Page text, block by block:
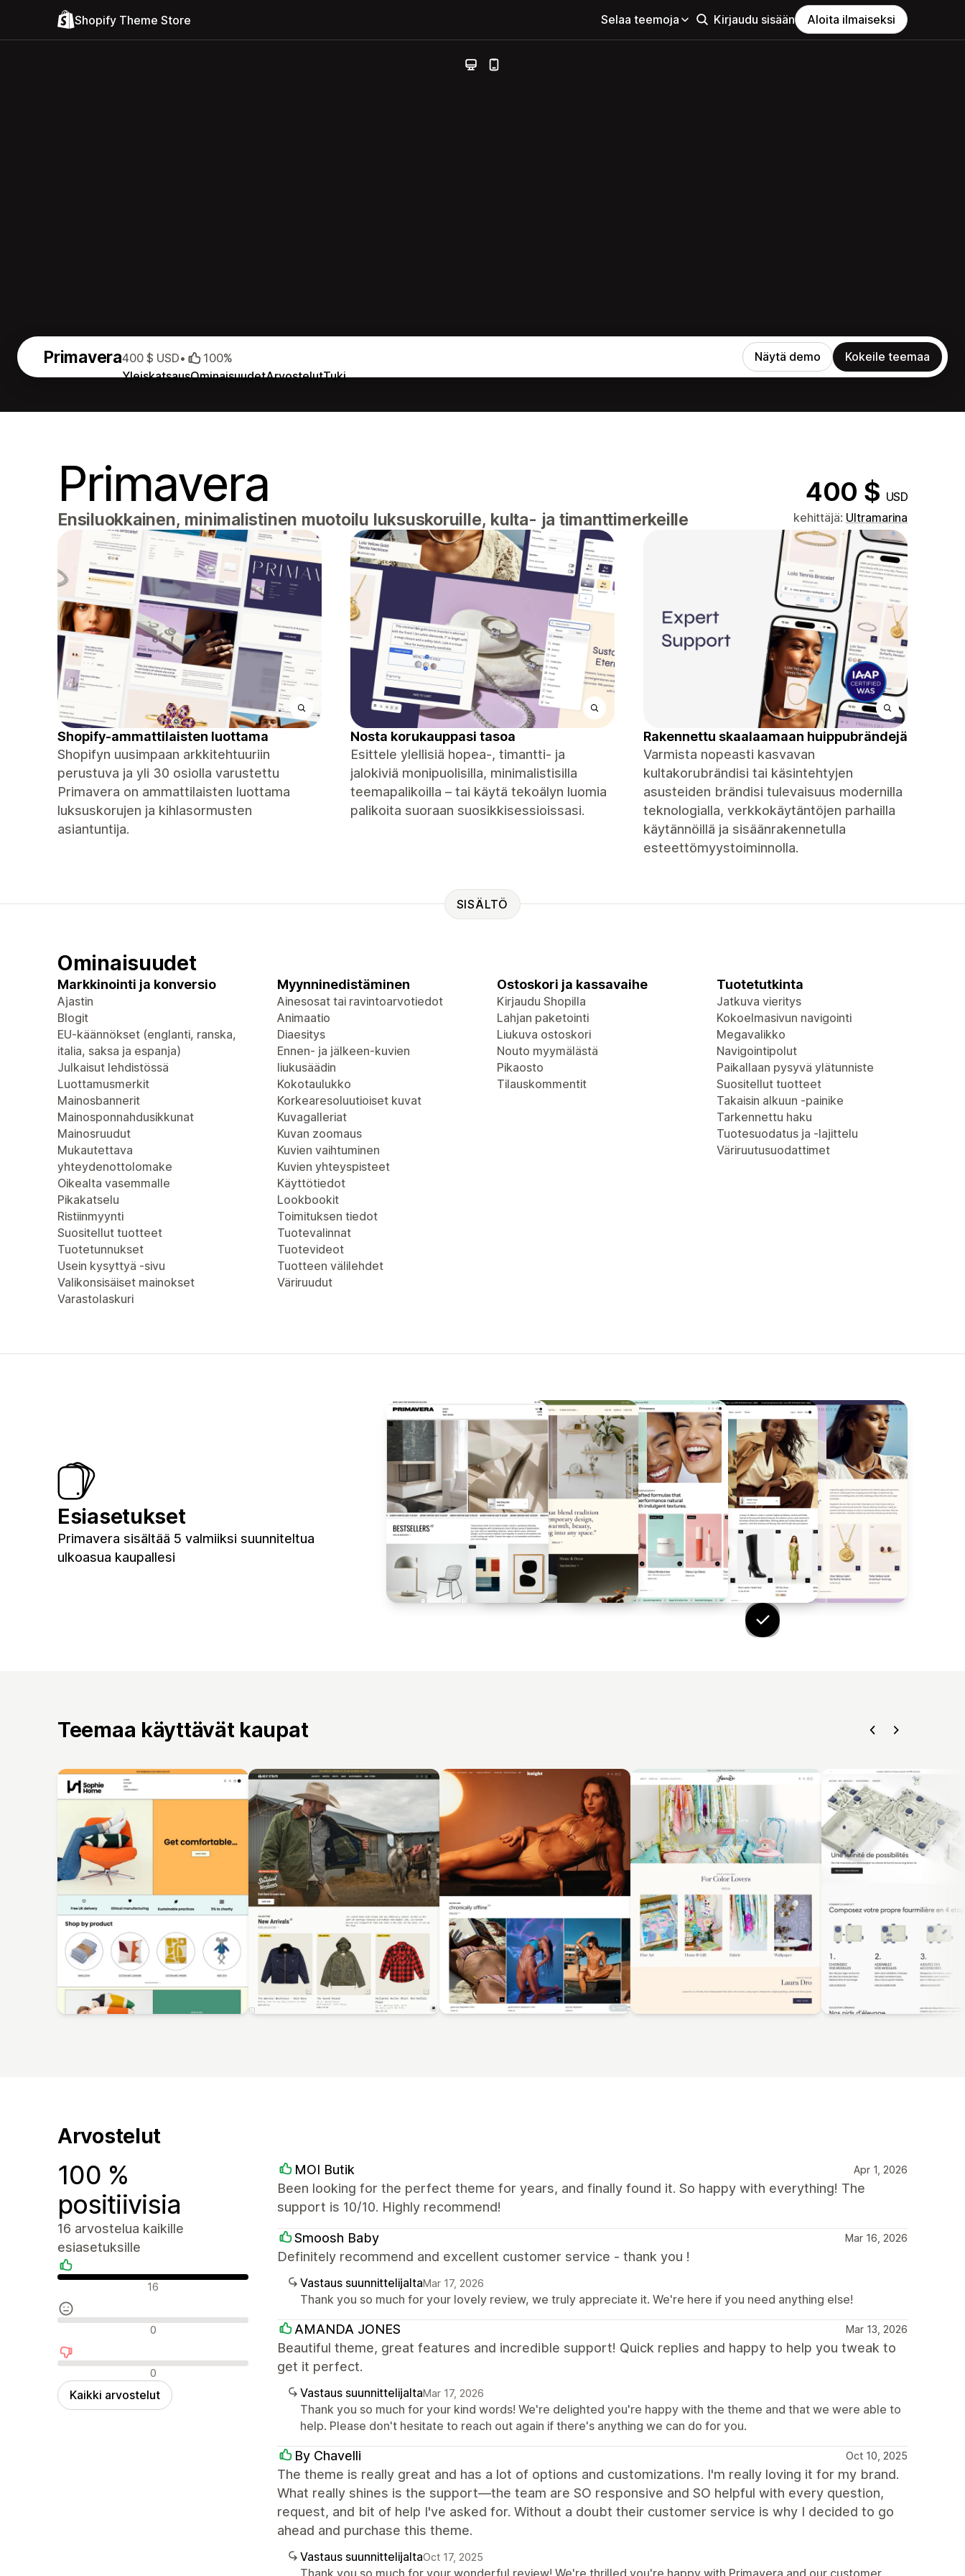
Shopify Theme Store Selaa teemoja Kirjaudu sisään Aloita ilmaiseksi
Primavera
YleiskatsausOminaisuudetArvostelutTuki
400 $ USD• 100% Näytä demo Kokeile teemaa
Primavera 400 $ USD
Ensiluokkainen, minimalistinen muotoilu luksuskoruille, kulta- ja timanttimerkeille kehittäjä: Ultramarina
Shopify-ammattilaisten luottama
Shopifyn uusimpaan arkkitehtuuriin
perustuva ja yli 30 osiolla varustettu
Primavera on ammattilaisten luottama
luksuskorujen ja kihlasormusten
asiantuntija.
Nosta korukauppasi tasoa
Esittele ylellisiä hopea-, timantti- ja
jalokiviä monipuolisilla, minimalistisilla
teemapalikoilla – tai käytä tekoälyn luomia
palikoita suoraan suosikkisessioissasi.
Rakennettu skaalaamaan huippubrändejä
Varmista nopeasti kasvavan
kultakorubrändisi tai käsintehtyjen
asusteiden brändisi tulevaisuus modernilla
teknologialla, verkkokäytäntöjen parhailla
käytännöillä ja sisäänrakennetulla
esteettömyystoiminnolla.
SISÄLTÖ
Ominaisuudet
Markkinointi ja konversio
Ajastin
Blogit
EU-käännökset (englanti, ranska,
italia, saksa ja espanja)
Julkaisut lehdistössä
Luottamusmerkit
Mainosbannerit
Mainosponnahdusikkunat
Mainosruudut
Mukautettava
yhteydenottolomake
Oikealta vasemmalle
Pikakatselu
Ristiinmyynti
Suositellut tuotteet
Tuotetunnukset
Usein kysyttyä -sivu
Valikonsisäiset mainokset
Varastolaskuri
Myynninedistäminen
Ainesosat tai ravintoarvotiedot
Animaatio
Diaesitys
Ennen- ja jälkeen-kuvien
liukusäädin
Kokotaulukko
Korkearesoluutioiset kuvat
Kuvagalleriat
Kuvan zoomaus
Kuvien vaihtuminen
Kuvien yhteyspisteet
Käyttötiedot
Lookbookit
Toimituksen tiedot
Tuotevalinnat
Tuotevideot
Tuotteen välilehdet
Väriruudut
Ostoskori ja kassavaihe
Kirjaudu Shopilla
Lahjan paketointi
Liukuva ostoskori
Nouto myymälästä
Pikaosto
Tilauskommentit
Tuotetutkinta
Jatkuva vieritys
Kokoelmasivun navigointi
Megavalikko
Navigointipolut
Paikallaan pysyvä ylätunniste
Suositellut tuotteet
Takaisin alkuun -painike
Tarkennettu haku
Tuotesuodatus ja -lajittelu
Väriruutusuodattimet
Esiasetukset
Primavera sisältää 5 valmiiksi suunniteltua
ulkoasua kaupallesi
Teemaa käyttävät kaupat
Arvostelut
100 %
positiivisia
16 arvostelua kaikille
esiasetuksille
Positiiviset arvostelut
16
Neutraalit arvostelut
0
Negatiiviset arvostelut
0
Kaikki arvostelut
MOI Butik Apr 1, 2026
Been looking for the perfect theme for years, and finally found it. So happy with everything! The
support is 10/10. Highly recommend!
Smoosh Baby Mar 16, 2026
Definitely recommend and excellent customer service - thank you !
Vastaus suunnittelijaltaMar 17, 2026
Thank you so much for your lovely review, we truly appreciate it. We're here if you need anything else!
AMANDA JONES Mar 13, 2026
Beautiful theme, great features and incredible support! Quick replies and happy to help you tweak to
get it perfect.
Vastaus suunnittelijaltaMar 17, 2026
Thank you so much for your kind words! We're delighted you're happy with the theme and that we were able to
help. Please don't hesitate to reach out again if there's anything we can do for you.
By Chavelli Oct 10, 2025
The theme is really great and has a lot of options and customizations. I'm really loving it for my brand.
What really shines is the support—the team are SO responsive and SO helpful with every question,
request, and bit of help I've asked for. Without a doubt their customer service is why I decided to go
ahead and purchase this theme.
Vastaus suunnittelijaltaOct 17, 2025
Thank you so much for your wonderful review! We're thrilled you're happy with Primavera and our customer